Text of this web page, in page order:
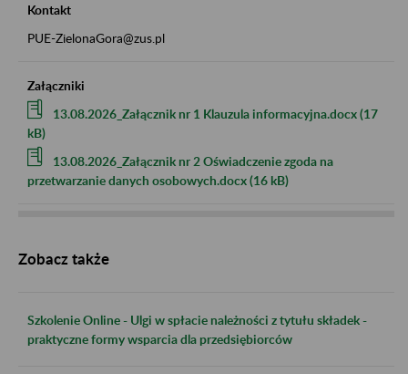
Kontakt
PUE-ZielonaGora@zus.pl
Załączniki
13.08.2026_Załącznik nr 1 Klauzula informacyjna.docx (17
kB)
13.08.2026_Załącznik nr 2 Oświadczenie zgoda na
przetwarzanie danych osobowych.docx (16 kB)
Zobacz także
Szkolenie Online - Ulgi w spłacie należności z tytułu składek -
praktyczne formy wsparcia dla przedsiębiorców